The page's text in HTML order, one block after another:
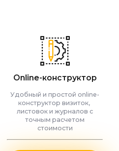
Online-конструктор
Удобный и простой online-
конструктор визиток,
листовок и журналов с
точным расчетом
стоимости